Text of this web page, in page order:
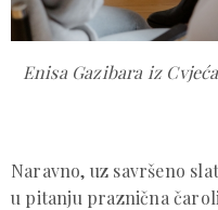
Enisa Gazibara iz
Naravno, uz savršeno
u pitanju praznična